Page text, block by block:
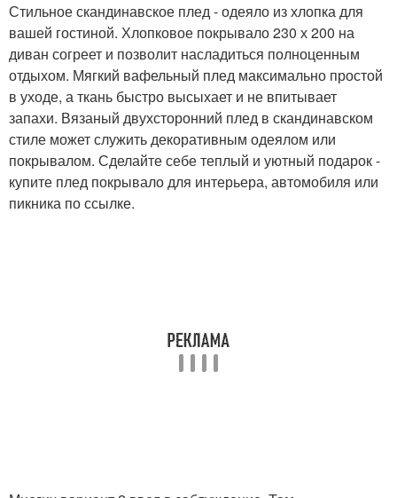
Стильное скандинавское плед - одеяло из хлопка для
вашей гостиной. Хлопковое покрывало 230 х 200 на
диван согреет и позволит насладиться полноценным
отдыхом. Мягкий вафельный плед максимально простой
в уходе, а ткань быстро высыхает и не впитывает
запахи. Вязаный двухсторонний плед в скандинавском
стиле может служить декоративным одеялом или
покрывалом. Сделайте себе теплый и уютный подарок -
купите плед покрывало для интерьера, автомобиля или
пикника по ссылке.